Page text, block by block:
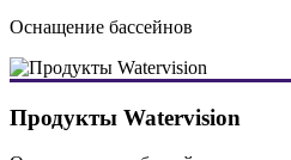
Оснащение бассейнов
Продукты Watervision